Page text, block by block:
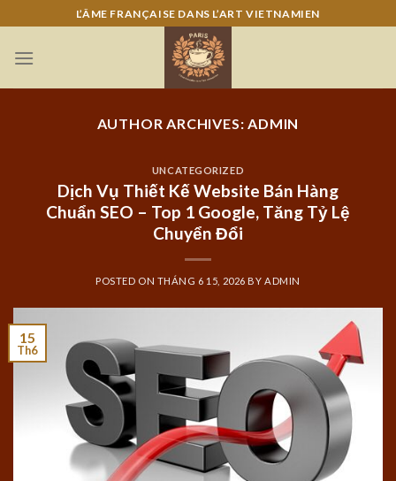
to
content
L’ÂME FRANÇAISE DANS L’ART VIETNAMIEN
AUTHOR ARCHIVES:ADMIN
UNCATEGORIZED
Dịch Vụ Thiết Kế Website Bán Hàng
Chuẩn SEO – Top 1 Google, Tăng Tỷ Lệ
Chuyển Đổi
POSTED ON THÁNG 6 15, 2026 BY ADMIN
15
Th6